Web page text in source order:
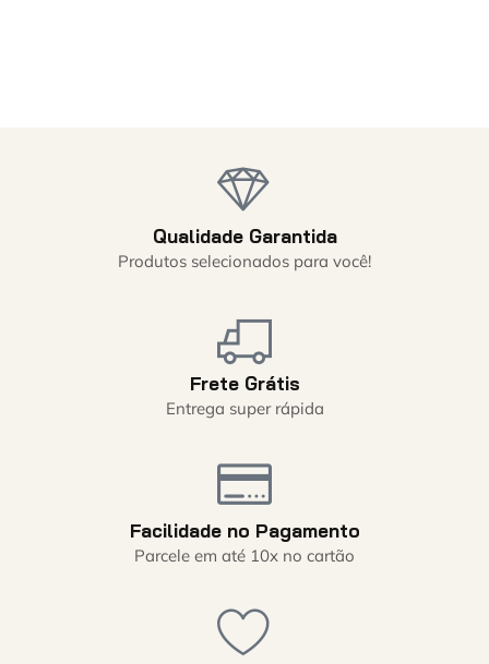
Qualidade Garantida
Produtos selecionados para você!
Frete Grátis
Entrega super rápida
Facilidade no Pagamento
Parcele em até 10x no cartão